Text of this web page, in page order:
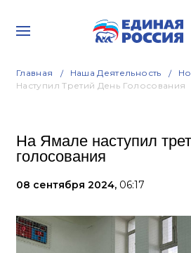
Главная Наша Деятельность
Наступил Третий День Голосования
На Ямале наступил
голосования
08 сентября 2024, 06:17